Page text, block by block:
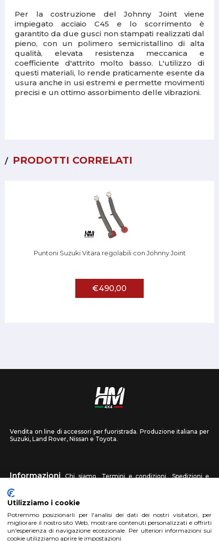
Per la costruzione del Johnny Joint viene
impiegato acciaio C45 e lo scorrimento è
garantito da due gusci non stampati realizzati dal
pieno, con un polimero semicristallino di alta
qualità, elevata resistenza meccanica e
coefficiente d'attrito molto basso. L'utilizzo di
questi materiali, lo rende praticamente esente da
usura anche in usi estremi e permette movimenti
precisi e un ottimo assorbimento delle vibrazioni.
PRODOTTI CORRELATI
Puntoni Suzuki Vitara regolabili con Johnny Joint
€490,00
Vendita on line di accessori per fuoristrada. Produzione italiana per
Suzuki, Land Rover, Nissan e Toyota.
Informazioni Chi siamo Termini e condizioni
Spedizioni e
recessi
HM4X4 FAQ Centri assistenza Invia una foto
Utilizziamo i cookie
Potremmo posizionarli per l'analisi dei dati dei nostri visitatori, per
migliorare il nostro sito Web, mostrare contenuti personalizzati e offrirti
un'esperienza di navigazione eccezionale. Per ulteriori informazioni sui
cookie utilizziamo aprire le impostazioni.